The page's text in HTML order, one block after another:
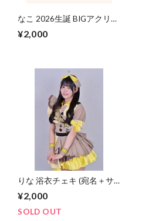
なこ 2026生誕 BIGアクリル
キーホルダー
¥2,000
りな 浴衣チェキ (宛名＋サ
¥2,000
SOLD OUT